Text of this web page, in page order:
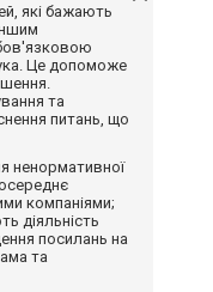
які бажають
Це допоможе
та
питань, що
ненормативної
компаніями;
діяльність
посилань на
та